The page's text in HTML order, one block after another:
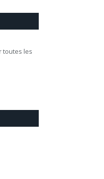
toutes les